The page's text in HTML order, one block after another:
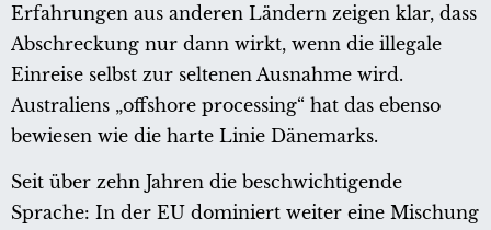
Erfahrungen aus anderen Ländern zeigen klar, dass
Abschreckung nur dann wirkt, wenn die illegale
Einreise selbst zur seltenen Ausnahme wird.
Australiens „offshore processing“ hat das ebenso
bewiesen wie die harte Linie Dänemarks.
Seit über zehn Jahren die beschwichtigende
Sprache: In der EU dominiert weiter eine Mischung